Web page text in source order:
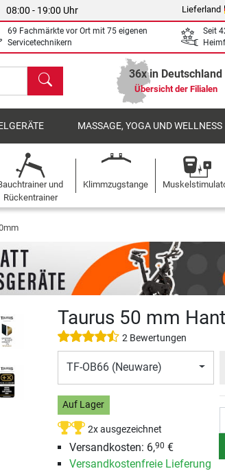
08:00 - 19:00 Uhr Lieferland
69 Fachmärkte vor Ort mit 75 eigenen
Servicetechnikern
Seit
Suchen 36x in Deutschland
Übersicht der Filialen
MASSAGE, YOGA UND WELLNESS
und
Rückentrainer
Klimmzugstange
Taurus 50 mm
2 Bewertungen
TF-OB66 (Neuware)
Auf Lager
2x ausgezeichnet
Versandkosten: 6,90 €
Versandkostenfreie Lieferung